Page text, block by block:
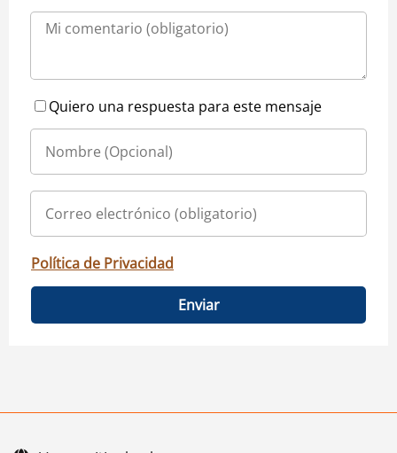
Quiero una respuesta para este mensaje
Política de Privacidad
Enviar